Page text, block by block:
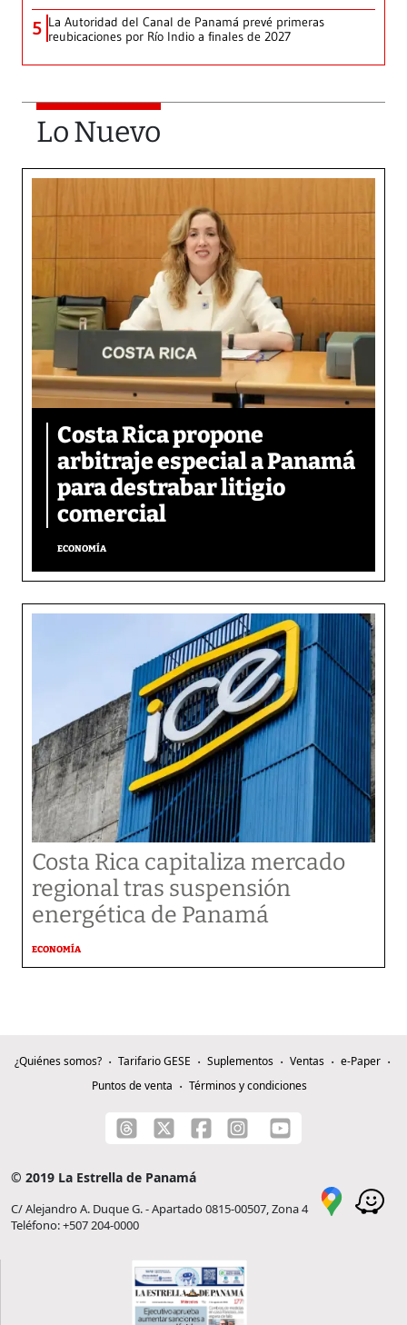
5 La Autoridad del Canal de Panamá prevé primeras
reubicaciones por Río Indio a finales de 2027
Lo Nuevo
Costa Rica propone
arbitraje especial a Panamá
para destrabar litigio
comercial
ECONOMÍA
Costa Rica capitaliza mercado
regional tras suspensión
energética de Panamá
ECONOMÍA
¿Quiénes somos? Tarifario GESE Suplementos Ventas
e-Paper
Puntos de venta
Términos y condiciones
© 2019 La Estrella de Panamá
C/ Alejandro A. Duque G. - Apartado 0815-00507, Zona 4
Teléfono: +507 204-0000